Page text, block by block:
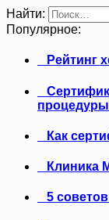
Найти:
Популярное:
Рейтинг
Как
Клиника
5